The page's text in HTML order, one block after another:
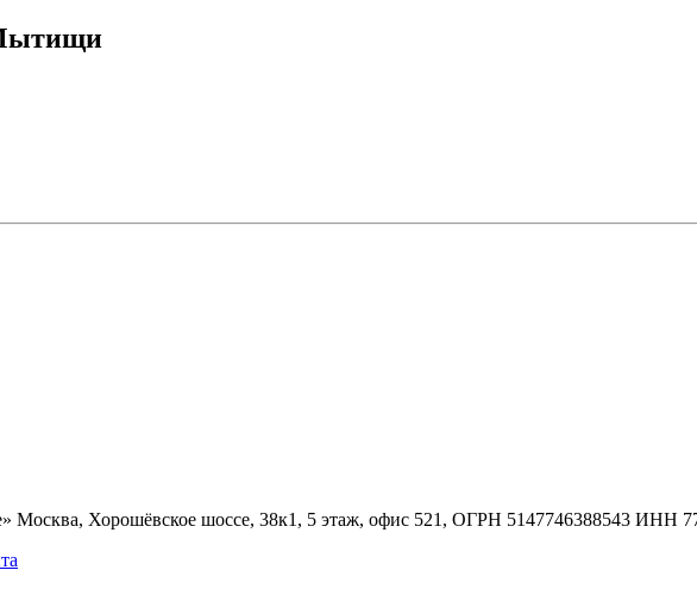
Москва, Хорошёвское шоссе, 38к1, 5 этаж, офис 521, ОГРН 5147746388543 ИНН